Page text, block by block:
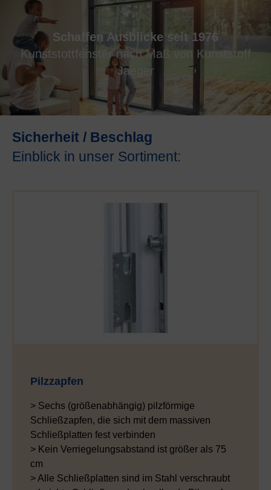
Schaffen Ausblicke seit 1976
Kunststottfenster nach Maß von Kunststoff
Jaeger
Sicherheit / Beschlag
Einblick in unser Sortiment:
Pilzzapfen
> Sechs (größenabhängig) pilzförmige
Schließzapfen, die sich mit dem massiven
Schließplatten fest verbinden
> Kein Verriegelungsabstand ist größer als 75
cm
> Alle Schließplatten sind im Stahl verschraubt